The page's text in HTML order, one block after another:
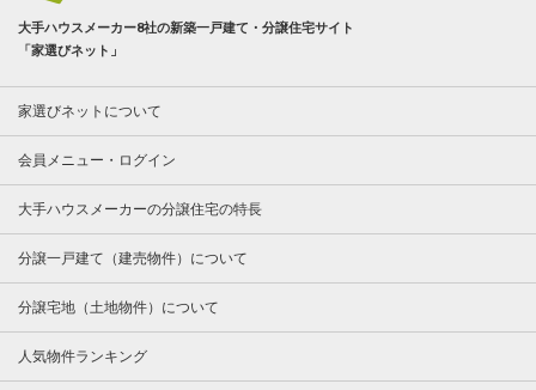
大手ハウスメーカー8社の新築一戸建て・分譲住宅サイト
「家選びネット」
家選びネットについて
会員メニュー・ログイン
大手ハウスメーカーの分譲住宅の特長
分譲一戸建て（建売物件）について
分譲宅地（土地物件）について
人気物件ランキング